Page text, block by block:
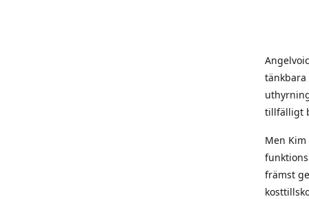
tillfälligt
Men
främst